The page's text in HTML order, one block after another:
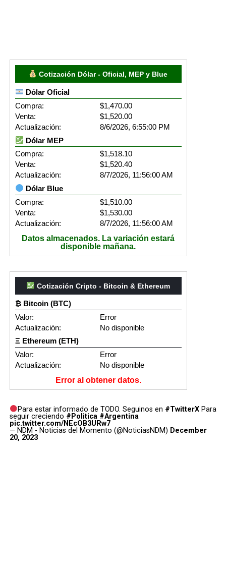
Cotización Dólar - Oficial, MEP y Blue
Dólar Oficial
Compra:
$1,470.00
Venta:
$1,520.00
Actualización:
8/6/2026, 6:55:00 PM
Dólar MEP
Compra:
$1,518.10
Venta:
$1,520.40
Actualización:
8/7/2026, 11:56:00 AM
Dólar Blue
Compra:
$1,510.00
Venta:
$1,530.00
Actualización:
8/7/2026, 11:56:00 AM
Datos almacenados. La variación estará
disponible mañana.
Cotización Cripto - Bitcoin & Ethereum
₿ Bitcoin (BTC)
Valor:
Error
Actualización:
No disponible
Ξ Ethereum (ETH)
Valor:
Error
Actualización:
No disponible
Error al obtener datos.
Para estar informado de TODO. Seguinos en #TwitterX Para
seguir creciendo #Politica #Argentina
pic.twitter.com/NEcOB3URw7
— NDM - Noticias del Momento (@NoticiasNDM) December
20, 2023